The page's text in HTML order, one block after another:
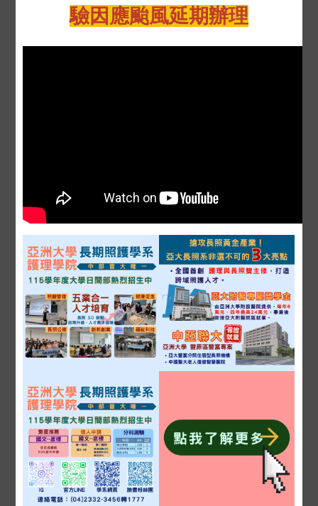
會】探索長照新藍海：長期照護學系說
明會直擊
2026-03-30 活動花絮
名醫進校園！神經外科主任醫師化身業
師 助長期照護學系學子精準掌握神經生
理要領
驗因應颱風延期辦理